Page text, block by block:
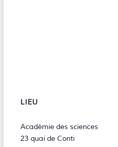
LIEU
Académie des sciences
23 quai de Conti